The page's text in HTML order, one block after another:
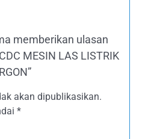
memberikan ulasan
MESIN LAS LISTRIK
akan dipublikasikan.
*